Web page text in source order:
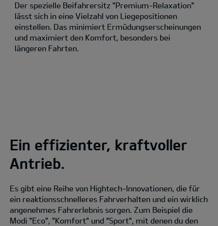
Der spezielle Beifahrersitz "Premium-Relaxation"
lässt sich in eine Vielzahl von Liegepositionen
einstellen. Das minimiert Ermüdungserscheinungen
und maximiert den Komfort, besonders bei
längeren Fahrten.
Ein effizienter, kraftvoller
Antrieb.
Es gibt eine Reihe von Hightech-Innovationen, die für
ein reaktionsschnelleres Fahrverhalten und ein wirklich
angenehmes Fahrerlebnis sorgen. Zum Beispiel die
Modi "Eco", "Komfort" und "Sport", mit denen du den